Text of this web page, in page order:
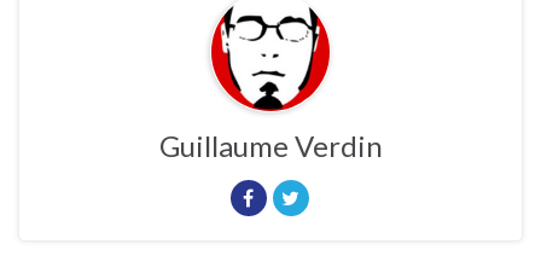
Guillaume Verdin